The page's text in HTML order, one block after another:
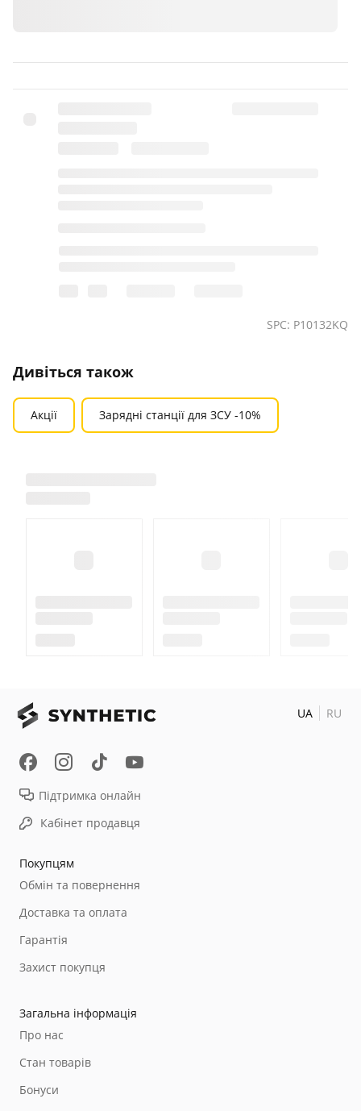
SPC: P10132KQ
Дивіться також
Акції Зарядні станції для ЗСУ -10%
Покупцям
Обмін та повернення
Доставка та оплата
Гарантія
Захист покупця
Загальна інформація
Про нас
Стан товарів
Бонуси
Підтримка онлайн
Кабінет продавця
UA RU